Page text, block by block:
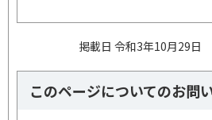
掲載日 令和3年10月29日
このページについてのお問